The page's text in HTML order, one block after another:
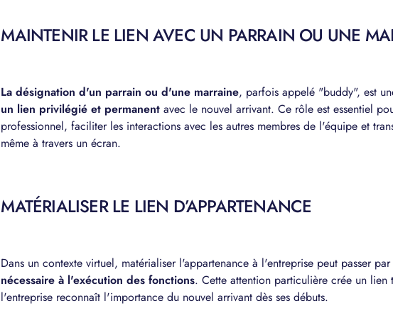
MAINTENIR LE LIEN AVEC UN PARRAIN OU UNE
La désignation d'un parrain ou d'une marraine, parfois appelé "buddy", est
un lien privilégié et permanentavec le nouvel arrivant. Ce rôle est essentiel
professionnel, faciliter les interactions avec les autres membres de l'équipe et
même à travers un écran.
MATÉRIALISER LE LIEN D’APPARTENANCE
Dans un contexte virtuel, matérialiser l'appartenance à l'entreprise peut passer
nécessaire à l'exécution des fonctions. Cette attention particulière crée un lien
l'entreprise reconnaît l'importance du nouvel arrivant dès ses débuts.